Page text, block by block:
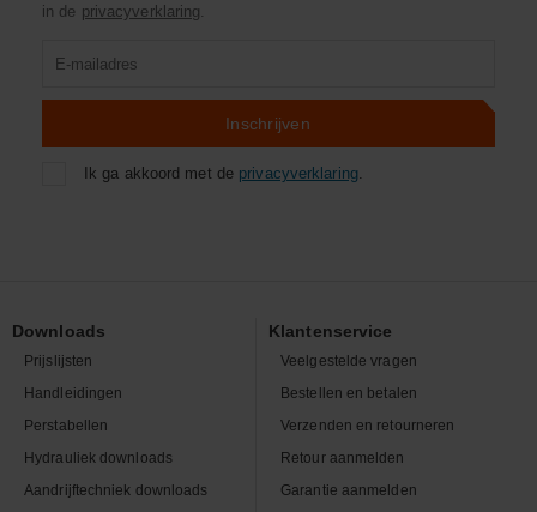
in de privacyverklaring.
Inschrijven
Ik ga akkoord met de privacyverklaring.
Downloads
Prijslijsten
Handleidingen
Perstabellen
Hydrauliek downloads
Aandrijftechniek downloads
Klantenservice
Veelgestelde vragen
Bestellen en betalen
Verzenden en retourneren
Retour aanmelden
Garantie aanmelden